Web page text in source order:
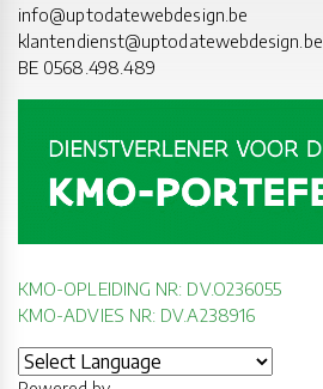
info@uptodatewebdesign.be
klantendienst@uptodatewebdesign.be
BE 0568.498.489
KMO-OPLEIDING NR: DV.O236055
KMO-ADVIES NR: DV.A238916